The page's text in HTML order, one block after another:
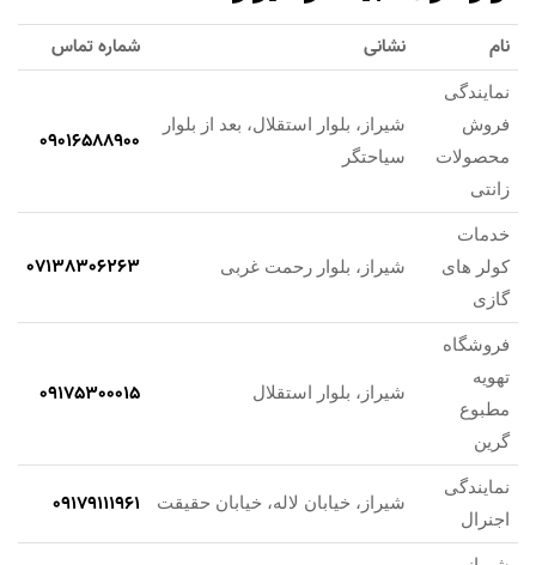
نام نشانی شماره تماس
نمایندگی
فروش
محصولات
زانتی
شیراز، بلوار استقلال، بعد از بلوار
سیاحتگر
09016588900
خدمات
کولر های
گازی
شیراز، بلوار رحمت غربی 07138306263
فروشگاه
تهويه
مطبوع
گرين
شیراز، بلوار استقلال 09175300015
نمایندگی
اجنرال
شیراز، خیابان لاله، خیابان حقیقت 09179111961